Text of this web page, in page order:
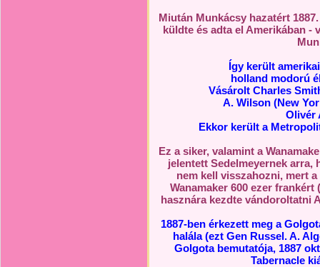
Miután Munkácsy hazatért
küldte és adta el Amerikában -
Így került
holland modorú
Vásárolt Charles
A. Wilson (New
Olivér
Ekkor került a
Ez a siker, valamint a
jelentett Sedelmeyernek arra,
nem kell visszahozni, mert
Wanamaker 600 ezer
hasznára kezdte vándoroltatni
1887-ben érkezett meg a
halála (ezt Gen Russel. A.
Golgota bemutatója, 1887
Tabernacle